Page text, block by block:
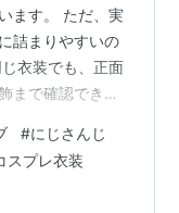
ます。 ただ、実
詰まりやすいの
衣装でも、正面
まで確認できる
Drive!”のコ
の前にまとめて
MECHATU-Aの8
#にじさんじ
スプレ衣装